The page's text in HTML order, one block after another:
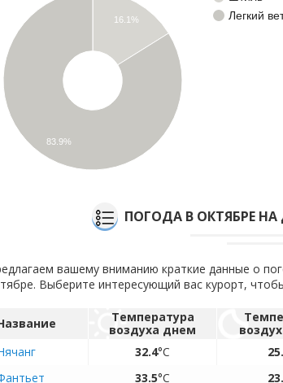
Легкий
16.1%
83.9%
ПОГОДА В ОКТЯБРЕ
вашему вниманию краткие данные о
Выберите интересующий вас курорт,
Температура
воздуха днем
32.4°C
33.5°C